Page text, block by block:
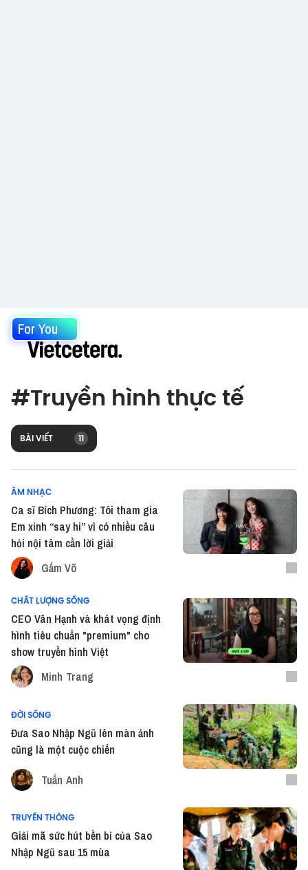
For You
#Truyền hình thực tế
BÀI VIẾT 11
ÂM NHẠC
Ca sĩ Bích Phương: Tôi tham gia
Em xinh “say hi” vì có nhiều câu
hỏi nội tâm cần lời giải
Gấm Võ
CHẤT LƯỢNG SỐNG
CEO Vân Hạnh và khát vọng định
hình tiêu chuẩn "premium" cho
show truyền hình Việt
Minh Trang
ĐỜI SỐNG
Đưa Sao Nhập Ngũ lên màn ảnh
cũng là một cuộc chiến
Tuấn Anh
TRUYỀN THÔNG
Giải mã sức hút bền bỉ của Sao
Nhập Ngũ sau 15 mùa